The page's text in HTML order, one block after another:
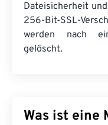
Dateisicherheit
256-Bit-SSL-
werden nach
gelöscht.
Was ist eine